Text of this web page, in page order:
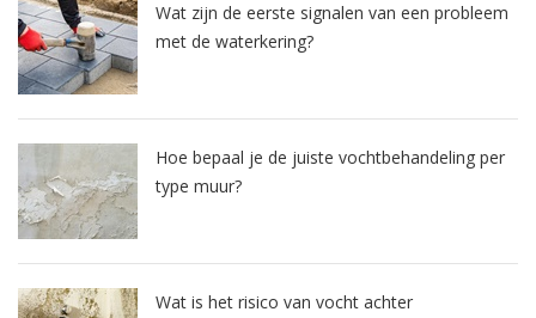
Wat zijn de eerste signalen van een probleem
met de waterkering?
Hoe bepaal je de juiste vochtbehandeling per
type muur?
Wat is het risico van vocht achter